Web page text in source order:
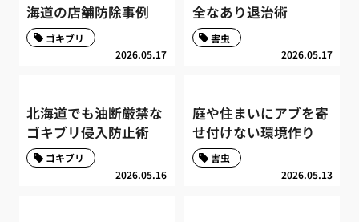
海道の店舗防除事例
2026.05.17
ゴキブリ
全なあり退治術
2026.05.17
害虫
北海道でも油断厳禁な
ゴキブリ侵入防止術
2026.05.16
ゴキブリ
庭や住まいにアブを寄
せ付けない環境作り
2026.05.13
害虫